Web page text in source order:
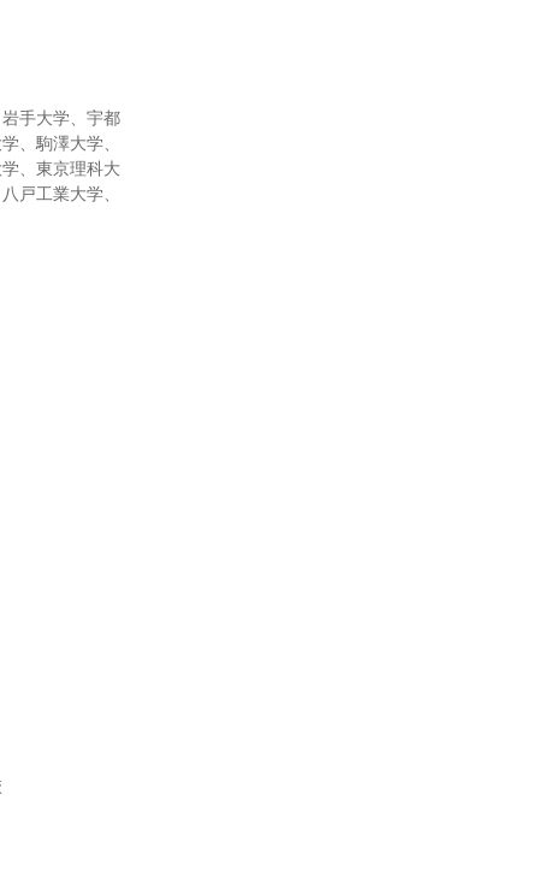
手大学、宇都
、駒澤大学、
、東京理科大
戸工業大学、